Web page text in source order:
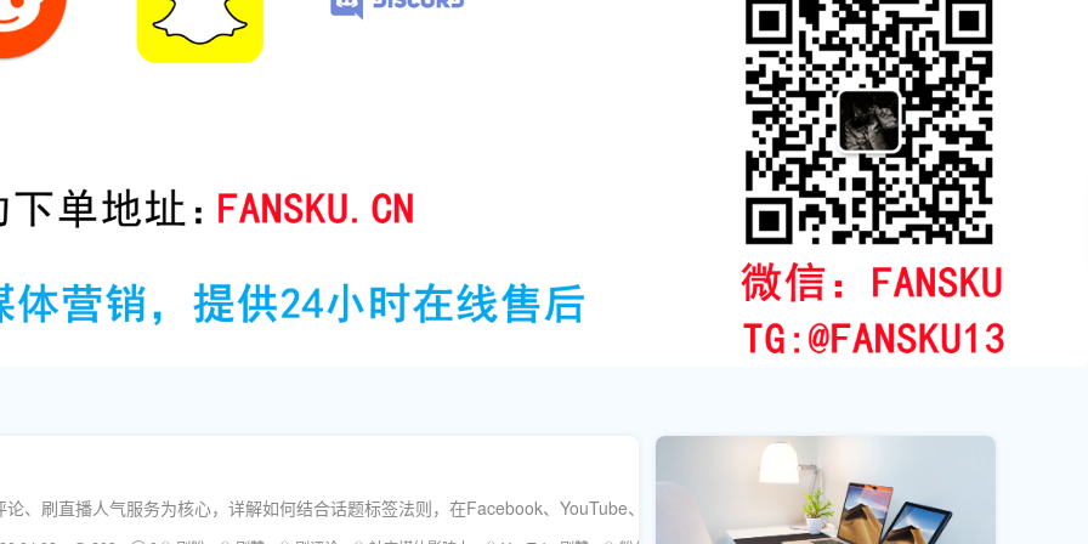
、刷直播人气服务为核心，详解如何结合话题标签法则，在Facebook、YouTube、TikTok、Instagram、Twitter、Telegram等平台有效拓宽